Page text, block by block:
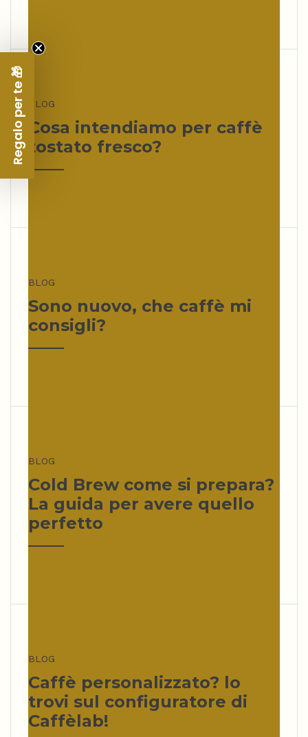
BLOG
Cosa intendiamo per caffè
tostato fresco?
BLOG
Sono nuovo, che caffè mi
consigli?
BLOG
Cold Brew come si prepara?
La guida per avere quello
perfetto
BLOG
Caffè personalizzato? lo
trovi sul configuratore di
Caffèlab!
Regalo per te 🎁